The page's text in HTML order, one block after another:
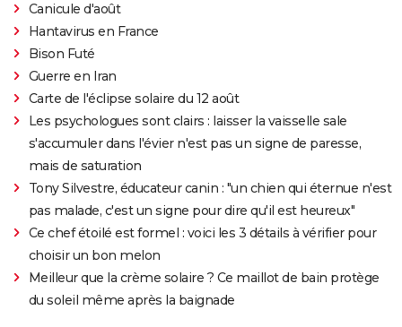
Canicule d'août
Hantavirus en France
Bison Futé
Guerre en Iran
Carte de l'éclipse solaire du 12 août
Les psychologues sont clairs : laisser la vaisselle sale
s'accumuler dans l'évier n'est pas un signe de paresse,
mais de saturation
Tony Silvestre, éducateur canin : "un chien qui éternue n'est
pas malade, c'est un signe pour dire qu'il est heureux"
Ce chef étoilé est formel : voici les 3 détails à vérifier pour
choisir un bon melon
Meilleur que la crème solaire ? Ce maillot de bain protège
du soleil même après la baignade